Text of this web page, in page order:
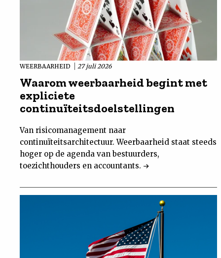
WEERBAARHEID 27 juli 2026
Waarom weerbaarheid begint met
expliciete
continuïteitsdoelstellingen
Van risicomanagement naar
continuïteitsarchitectuur. Weerbaarheid staat steeds
hoger op de agenda van bestuurders,
toezichthouders en accountants.